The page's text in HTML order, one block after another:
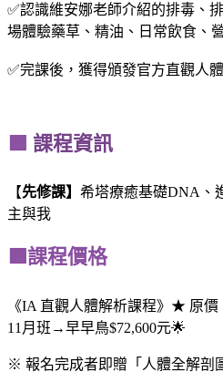
✅認識維安娜老師介紹的排毒、
場體驗藥草、精油、日常飲食、
✅完課後，獲得頒發官方直觀人
課程資訊
【先修課】 希塔療癒基礎DNA、
主與我
🟪課程價格
《IA 直觀人體解析課程》★ 原價
11月班 →早早鳥$72,600元🌟
※ 報名完成者即贈「人體全解剖